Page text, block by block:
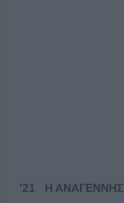
’21 Η